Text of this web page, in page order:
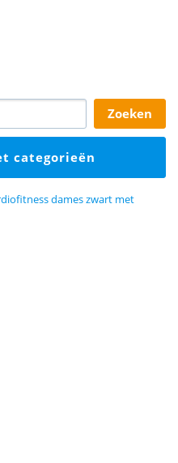
zoeken
categorieën
dames zwart met